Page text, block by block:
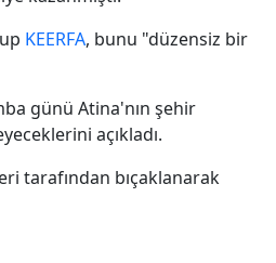
KEERFA, bunu "düzensiz bir
günü Atina'nın şehir
açıkladı.
tarafından bıçaklanarak